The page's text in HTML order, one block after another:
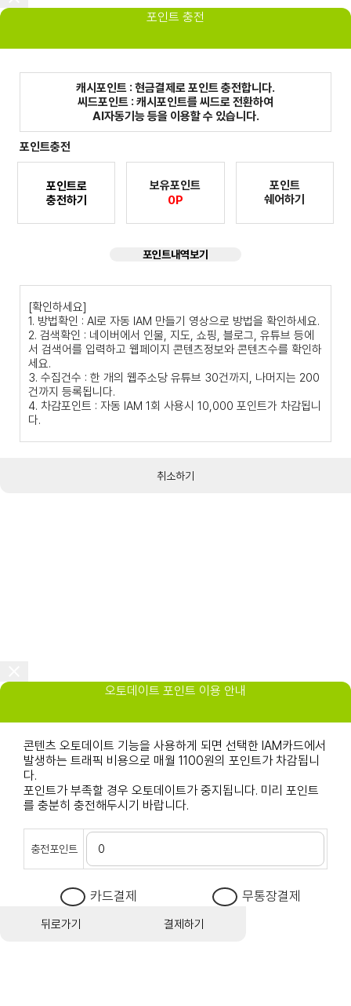
포인트 충전
캐시포인트 : 현금결제로 포인트 충전합니다.
씨드포인트 : 캐시포인트를 씨드로 전환하여
AI자동기능 등을 이용할 수 있습니다.
포인트충전
포인트로
충전하기
보유포인트
0P
포인트
쉐어하기
포인트내역보기
[확인하세요]
1. 방법확인 : AI로 자동 IAM 만들기 영상으로 방법을 확인하세요.
2. 검색확인 : 네이버에서 인물, 지도, 쇼핑, 블로그, 유튜브 등에
서 검색어를 입력하고 웹페이지 콘텐츠정보와 콘텐츠수를 확인하
세요.
3. 수집건수 : 한 개의 웹주소당 유튜브 30건까지, 나머지는 200
건까지 등록됩니다.
4. 차감포인트 : 자동 IAM 1회 사용시 10,000 포인트가 차감됩니
다.
취소하기
오토데이트 포인트 이용 안내
콘텐츠 오토데이트 기능을 사용하게 되면 선택한 IAM카드에서
발생하는 트래픽 비용으로 매월 1100원의 포인트가 차감됩니
다.
포인트가 부족할 경우 오토데이트가 중지됩니다. 미리 포인트
를 충분히 충전해두시기 바랍니다.
충전포인트
카드결제 무통장결제
뒤로가기 결제하기